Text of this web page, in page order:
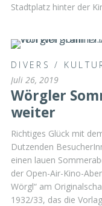
Stadtplatz hinter der
DIVERS /
Juli 26, 2019
Wörgler
weiter
Richtiges Glück mit
Dutzenden
einen lauen
der Open-Air-Kino-
Wörgl“ am
1932/33, das die